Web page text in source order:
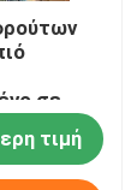
σε
τιμή